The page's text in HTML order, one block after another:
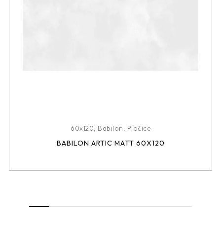
60x120, Babilon, Pločice
BABILON ARTIC MATT 60X120